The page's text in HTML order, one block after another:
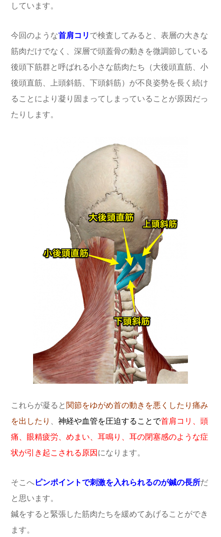
しています。
今回のような首肩コリ で検査してみると、表層の大きな
筋肉だけでなく、深層で頭蓋骨の動きを微調節している
後頭下筋群と呼ばれる小さな筋肉たち（大後頭直筋、小
後頭直筋、上頭斜筋、下頭斜筋）が不良姿勢を長く続け
ることにより凝り固まってしまっていることが原因だっ
たりします。
これらが凝ると 関節をゆがめ首の動きを悪くしたり痛み
を出したり
神経や血管を圧迫することで首肩コリ、頭
痛、眼精疲労、めまい、耳鳴り、耳の閉塞感のような症
状が引き起こされる原因 になります。
そこへピンポイントで刺激を入れられるのが鍼の長所だ
と思います。
鍼をすると緊張した筋肉たちを緩めてあげることができ
ます。